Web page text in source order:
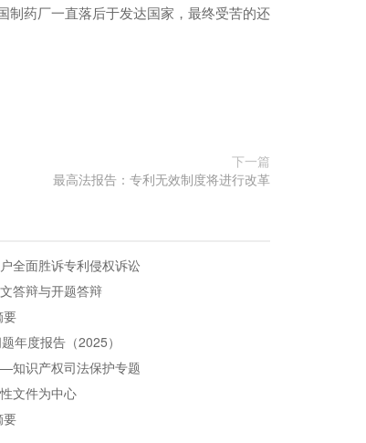
制药厂一直落后于发达国家，最终受苦的还
下一篇
最高法报告：专利无效制度将进行改革
全面胜诉专利侵权诉讼
答辩与开题答辩
要
年度报告（2025）
知识产权司法保护专题
文件为中心
要